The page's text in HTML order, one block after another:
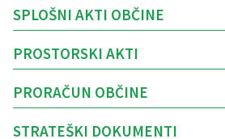
SPLOŠNI AKTI OBČINE
PROSTORSKI AKTI
PRORAČUN OBČINE
STRATEŠKI DOKUMENTI